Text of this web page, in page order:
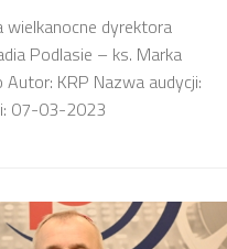
wielkanocne dyrektora
Podlasie – ks. Marka
KRP Nazwa audycji:
07-03-2023